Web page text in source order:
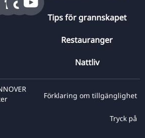
Tips för grannskapet
Restauranger
Nattliv
Förklaring om tillgänglighet
Tryck på